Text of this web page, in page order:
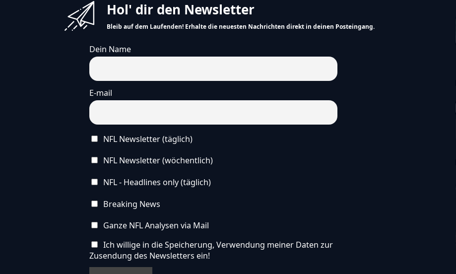
Hol' dir den Newsletter
Bleib auf dem Laufenden! Erhalte die neuesten Nachrichten direkt in deinen Posteingang.
Dein Name
E-mail
NFL Newsletter (täglich)
NFL Newsletter (wöchentlich)
NFL - Headlines only (täglich)
Breaking News
Ganze NFL Analysen via Mail
Ich willige in die Speicherung, Verwendung meiner Daten zur
Zusendung des Newsletters ein!